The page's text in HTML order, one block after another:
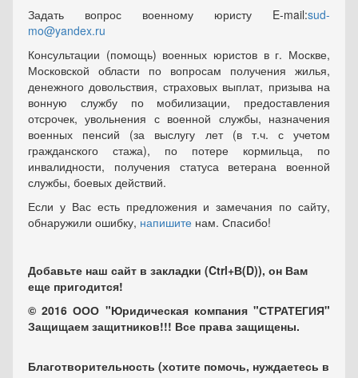
Задать вопрос военному юристу E-mail:sud-
mo@yandex.ru
Консультации (помощь) военных юристов в г. Москве,
Московской области по вопросам получения жилья,
денежного довольствия, страховых выплат, призыва на
вонную службу по мобилизации, предоставления
отсрочек, увольнения с военной службы, назначения
военных пенсий (за выслугу лет (в т.ч. с учетом
гражданского стажа), по потере кормильца, по
инвалидности, получения статуса ветерана военной
службы, боевых действий.
Если у Вас есть предложения и замечания по сайту,
обнаружили ошибку, напишите нам. Спасибо!
Добавьте наш сайт в закладки (Ctrl+В(D)), он Вам
еще пригодится!
© 2016 ООО "Юридическая компания "СТРАТЕГИЯ"
Защищаем защитников!!! Все права защищены.
Благотворительность (хотите помочь, нуждаетесь в